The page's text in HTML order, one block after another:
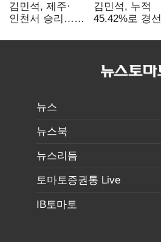
김민석, 제주·
인천서 승리…
탈환'(종합)
김민석, 누적
45.42%로 경선
격차
뉴스
뉴스북
뉴스리듬
토마토증권통 Live
IB토마토